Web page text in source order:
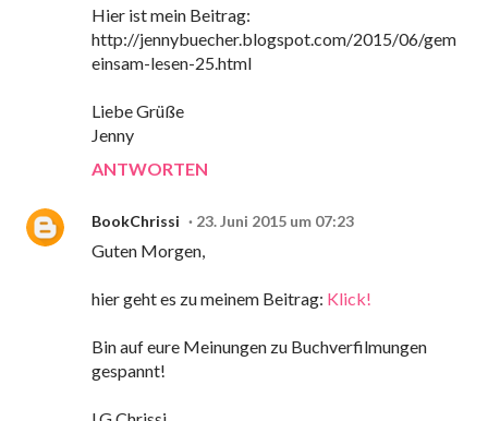
Hier ist mein Beitrag:
http://jennybuecher.blogspot.com/2015/06/gem
einsam-lesen-25.html
Liebe Grüße
Jenny
ANTWORTEN
BookChrissi 23. Juni 2015 um 07:23
Guten Morgen,
hier geht es zu meinem Beitrag: Klick!
Bin auf eure Meinungen zu Buchverfilmungen
gespannt!